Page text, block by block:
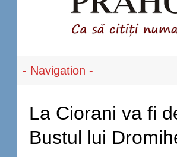
La Ciorani va fi
Bustul lui